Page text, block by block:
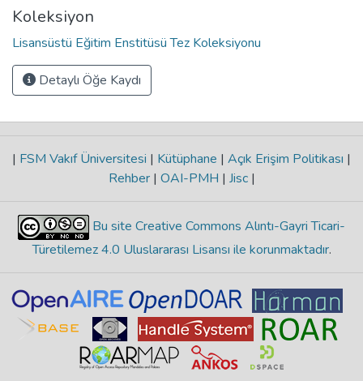
Koleksiyon
Lisansüstü Eğitim Enstitüsü Tez Koleksiyonu
Detaylı Öğe Kaydı
| FSM Vakıf Üniversitesi | Kütüphane | Açık Erişim Politikası |
Rehber | OAI-PMH | Jisc |
Bu site Creative Commons Alıntı-Gayri Ticari-
Türetilemez 4.0 Uluslararası Lisansı ile korunmaktadır.